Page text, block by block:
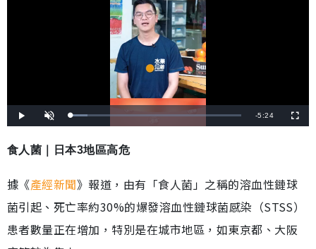
播
放
開
啟
載
入
:
1
0
%
剩
間
-5:24
全
螢
食人菌｜日本3地區高危
據《產經新聞》報道，由有「食人菌」之稱的溶血性鏈球
菌引起、死亡率約30%的爆發溶血性鏈球菌感染（STSS）
患者數量正在增加，特別是在城市地區，如東京都、大阪